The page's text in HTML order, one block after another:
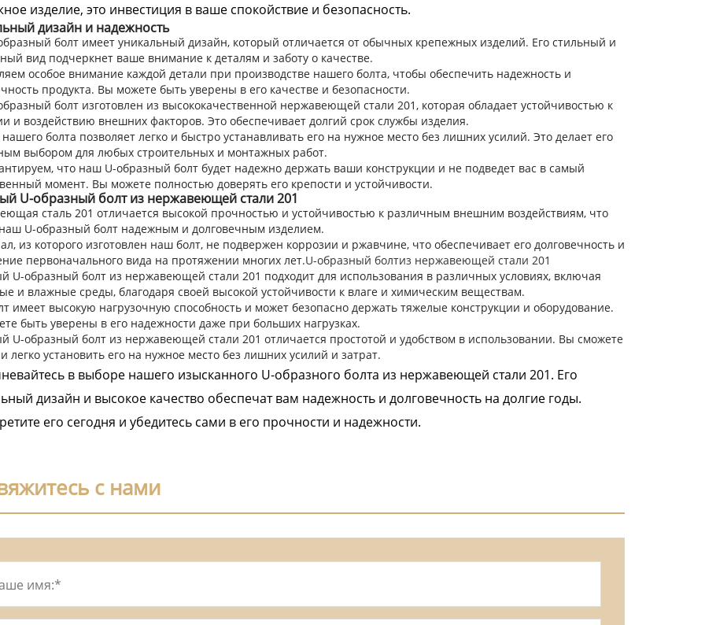
изделие, это инвестиция в ваше спокойствие и безопасность.
дизайн и надежность
болт имеет уникальный дизайн, который отличается от обычных крепежных изделий. Его стильный и
вид подчеркнет ваше внимание к деталям и заботу о качестве.
особое внимание каждой детали при производстве нашего болта, чтобы обеспечить надежность и
продукта. Вы можете быть уверены в его качестве и безопасности.
болт изготовлен из высококачественной нержавеющей стали 201, которая обладает устойчивостью к
и воздействию внешних факторов. Это обеспечивает долгий срок службы изделия.
болта позволяет легко и быстро устанавливать его на нужное место без лишних усилий. Это делает его
выбором для любых строительных и монтажных работ.
что наш U-образный болт будет надежно держать ваши конструкции и не подведет вас в самый
момент. Вы можете полностью доверять его крепости и устойчивости.
U-образный болт из нержавеющей стали 201
сталь 201 отличается высокой прочностью и устойчивостью к различным внешним воздействиям, что
U-образный болт надежным и долговечным изделием.
из которого изготовлен наш болт, не подвержен коррозии и ржавчине, что обеспечивает его долговечность и
первоначального вида на протяжении многих лет.U-образный болтиз нержавеющей стали 201
U-образный болт из нержавеющей стали 201 подходит для использования в различных условиях, включая
и влажные среды, благодаря своей высокой устойчивости к влаге и химическим веществам.
имеет высокую нагрузочную способность и может безопасно держать тяжелые конструкции и оборудование.
быть уверены в его надежности даже при больших нагрузках.
U-образный болт из нержавеющей стали 201 отличается простотой и удобством в использовании. Вы сможете
легко установить его на нужное место без лишних усилий и затрат.
в выборе нашего изысканного U-образного болта из нержавеющей стали 201. Его
дизайн и высокое качество обеспечат вам надежность и долговечность на долгие годы.
его сегодня и убедитесь сами в его прочности и надежности.
с нами